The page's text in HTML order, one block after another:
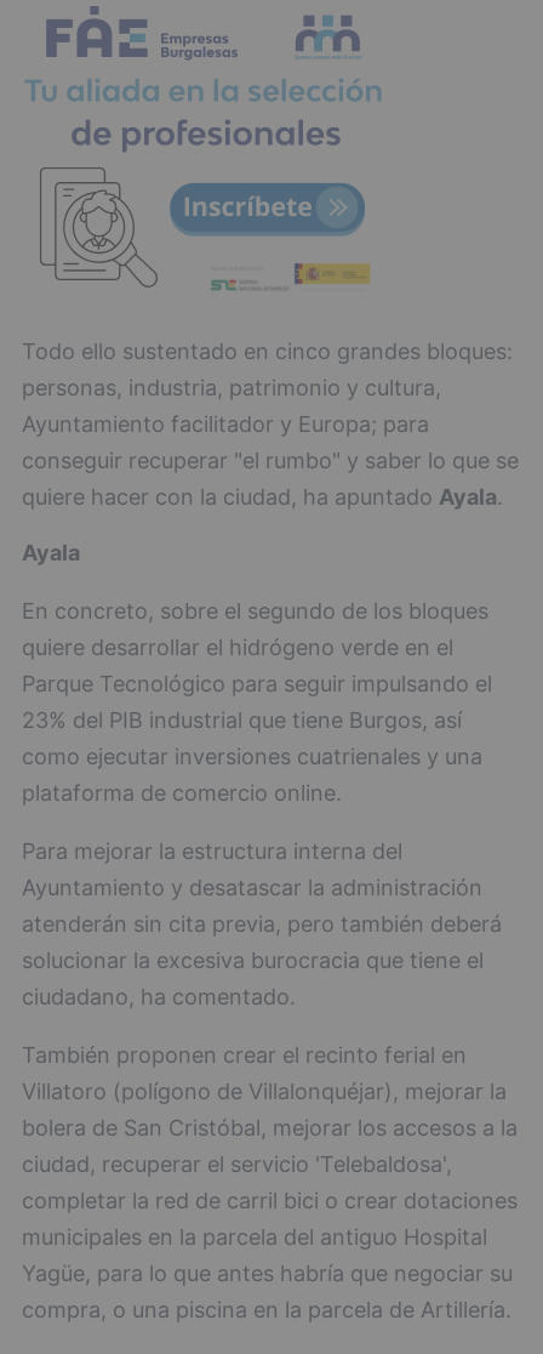
Todo ello sustentado en cinco grandes bloques:
personas, industria, patrimonio y cultura,
Ayuntamiento facilitador y Europa; para
conseguir recuperar "el rumbo" y saber lo que se
quiere hacer con la ciudad, ha apuntado Ayala.
Ayala
En concreto, sobre el segundo de los bloques
quiere desarrollar el hidrógeno verde en el
Parque Tecnológico para seguir impulsando el
23% del PIB industrial que tiene Burgos, así
como ejecutar inversiones cuatrienales y una
plataforma de comercio online.
Para mejorar la estructura interna del
Ayuntamiento y desatascar la administración
atenderán sin cita previa, pero también deberá
solucionar la excesiva burocracia que tiene el
ciudadano, ha comentado.
También proponen crear el recinto ferial en
Villatoro (polígono de Villalonquéjar), mejorar la
bolera de San Cristóbal, mejorar los accesos a la
ciudad, recuperar el servicio 'Telebaldosa',
completar la red de carril bici o crear dotaciones
municipales en la parcela del antiguo Hospital
Yagüe, para lo que antes habría que negociar su
compra, o una piscina en la parcela de Artillería.